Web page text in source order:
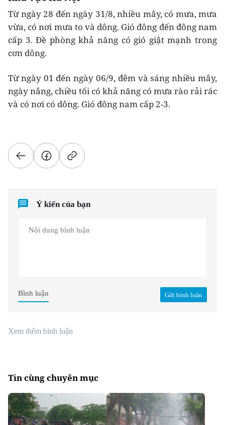
Từ ngày 28 đến ngày 31/8, nhiều mây, có mưa, mưa
vừa, có nơi mưa to và dông. Gió đông đến đông nam
cấp 3. Đề phòng khả năng có gió giật mạnh trong
cơn dông.
Từ ngày 01 đến ngày 06/9, đêm và sáng nhiều mây,
ngày nắng, chiều tối có khả năng có mưa rào rải rác
và có nơi có dông. Gió đông nam cấp 2-3.
Ý kiến của bạn
Gửi bình luận
Bình luận
Xem thêm bình luận
Tin cùng chuyên mục